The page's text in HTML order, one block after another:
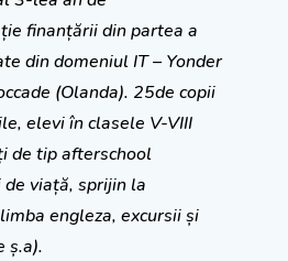
finanțării din partea a
din domeniul IT – Yonder
(Olanda). 25de copii
elevi în clasele V-VIII
de tip afterschool
viață, sprijin la
engleza, excursii și
ș.a).